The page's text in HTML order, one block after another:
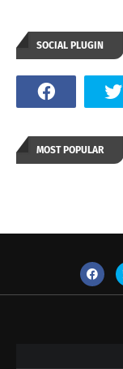
SOCIAL PLUGIN
MOST POPULAR